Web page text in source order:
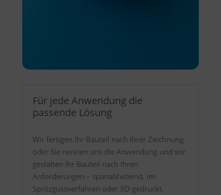
Für jede Anwendung die
passende Lösung
Wir fertigen Ihr Bauteil nach Ihrer Zeichnung
oder Sie nennen uns die Anwendung und wir
gestalten Ihr Bauteil nach Ihren
Anforderungen – spanabhebend, im
Spritzgussverfahren oder 3D-gedruckt.